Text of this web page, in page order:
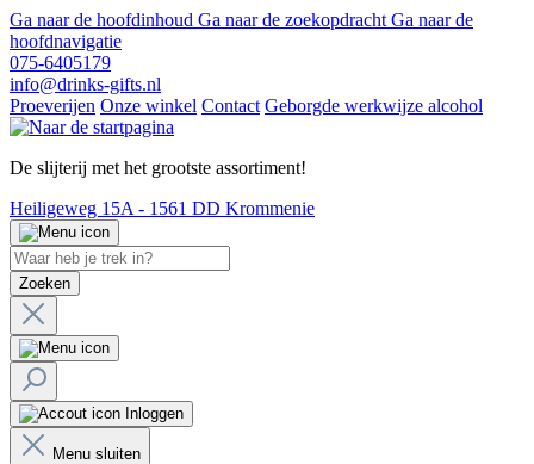
Ga naar de hoofdinhoud Ga naar de zoekopdracht Ga naar de
hoofdnavigatie
075-6405179
info@drinks-gifts.nl
Proeverijen Onze winkel Contact Geborgde werkwijze alcohol
De slijterij met het grootste assortiment!
Heiligeweg 15A - 1561 DD Krommenie
Zoeken
Inloggen
Menu sluiten